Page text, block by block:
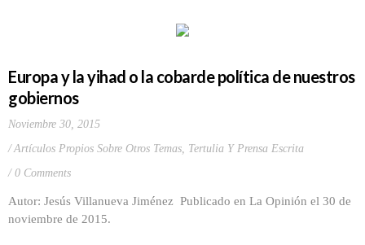
Europa y la yihad o la cobarde política de nuestros
gobiernos
Noviembre 30, 2015
Artículos Propios Sobre Otros Temas, Tertulia Y Prensa Escrita
0 Comments
Autor: Jesús Villanueva Jiménez Publicado en La Opinión el 30 de
noviembre de 2015.